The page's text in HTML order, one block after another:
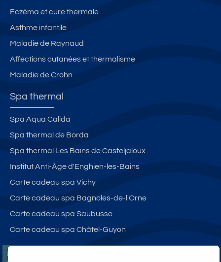
Eczéma et cure thermale
Asthme infantile
Maladie de Raynaud
Affections cutanées et thermalisme
Maladie de Crohn
Spa thermal
Spa Aqua Calida
Spa thermal de Borda
Spa thermal Les Bains de Casteljaloux
Institut Anti-Âge d'Enghien-les-Bains
Carte cadeau spa Vichy
Carte cadeau spa Bagnoles-de-l'Orne
Carte cadeau spa Saubusse
Carte cadeau spa Châtel-Guyon
LesCuristes.fr participe et est conforme à l'ensemble des